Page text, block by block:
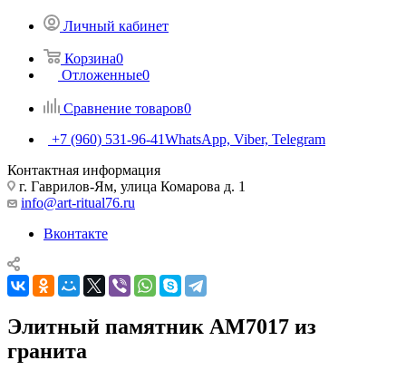
Личный кабинет
Корзина0
Отложенные0
Сравнение товаров0
+7 (960) 531-96-41WhatsApp, Viber, Telegram
Контактная информация
г. Гаврилов-Ям, улица Комарова д. 1
info@art-ritual76.ru
Вконтакте
Элитный памятник AM7017 из
гранита